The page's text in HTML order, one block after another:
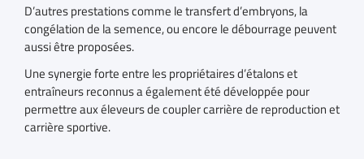
D’autres prestations comme le transfert d’embryons, la
congélation de la semence, ou encore le débourrage peuvent
aussi être proposées.
Une synergie forte entre les propriétaires d’étalons et
entraîneurs reconnus a également été développée pour
permettre aux éleveurs de coupler carrière de reproduction et
carrière sportive.